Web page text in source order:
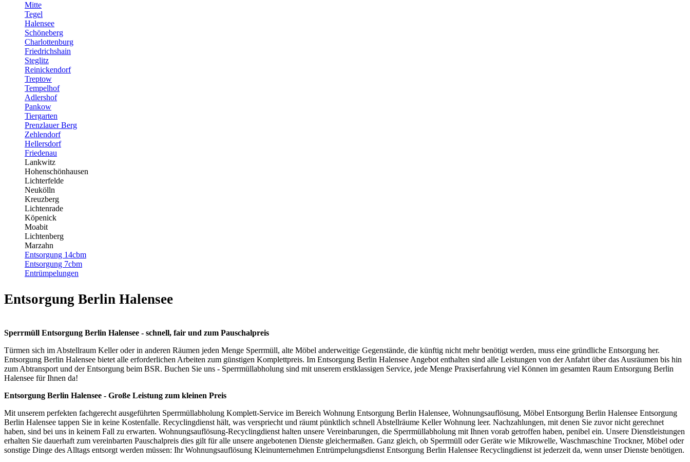
Mitte
Tegel
Halensee
Schöneberg
Charlottenburg
Friedrichshain
Steglitz
Reinickendorf
Treptow
Tempelhof
Adlershof
Pankow
Tiergarten
Prenzlauer Berg
Zehlendorf
Hellersdorf
Friedenau
Lankwitz
Hohenschönhausen
Lichterfelde
Neukölln
Kreuzberg
Lichtenrade
Köpenick
Moabit
Lichtenberg
Marzahn
Entsorgung 14cbm
Entsorgung 7cbm
Entrümpelungen
Entsorgung Berlin Halensee
Sperrmüll Entsorgung Berlin Halensee - schnell, fair und zum Pauschalpreis
Türmen sich im Abstellraum Keller oder in anderen Räumen jeden Menge Sperrmüll, alte Möbel anderweitige Gegenstände, die künftig nicht mehr benötigt werden, muss eine gründliche Entsorgung her.
Entsorgung Berlin Halensee bietet alle erforderlichen Arbeiten zum günstigen Komplettpreis. Im Entsorgung Berlin Halensee Angebot enthalten sind alle Leistungen von der Anfahrt über das Ausräumen bis hin
zum Abtransport und der Entsorgung beim BSR. Buchen Sie uns - Sperrmüllabholung sind mit unserem erstklassigen Service, jede Menge Praxiserfahrung viel Können im gesamten Raum Entsorgung Berlin
Halensee für Ihnen da!
Entsorgung Berlin Halensee - Große Leistung zum kleinen Preis
Mit unserem perfekten fachgerecht ausgeführten Sperrmüllabholung Komplett-Service im Bereich Wohnung Entsorgung Berlin Halensee, Wohnungsauflösung, Möbel Entsorgung Berlin Halensee Entsorgung
Berlin Halensee tappen Sie in keine Kostenfalle. Recyclingdienst hält, was verspriecht und räumt pünktlich schnell Abstellräume Keller Wohnung leer. Nachzahlungen, mit denen Sie zuvor nicht gerechnet
haben, sind bei uns in keinem Fall zu erwarten. Wohnungsauflösung-Recyclingdienst halten unsere Vereinbarungen, die Sperrmüllabholung mit Ihnen vorab getroffen haben, penibel ein. Unsere Dienstleistungen
erhalten Sie dauerhaft zum vereinbarten Pauschalpreis dies gilt für alle unsere angebotenen Dienste gleichermaßen. Ganz gleich, ob Sperrmüll oder Geräte wie Mikrowelle, Waschmaschine Trockner, Möbel oder
sonstige Dinge des Alltags entsorgt werden müssen: Ihr Wohnungsauflösung Kleinunternehmen Entrümpelungsdienst Entsorgung Berlin Halensee Recyclingdienst ist jederzeit da, wenn unser Dienste benötigen.